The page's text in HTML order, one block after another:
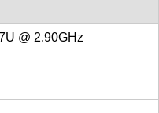
@ 2.90GHz